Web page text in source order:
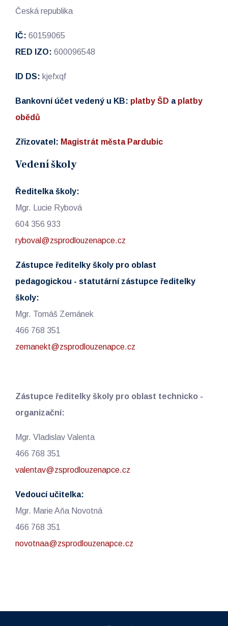
Česká republika
IČ: 60159065
RED IZO: 600096548
ID DS: kjefxqf
Bankovní účet vedený u KB: platby ŠD a platby
obědů
Zřizovatel: Magistrát města Pardubic
Vedení školy
Ředitelka školy:
Mgr. Lucie Rybová
604 356 933
ryboval@zsprodlouzenapce.cz
Zástupce ředitelky školy pro oblast
pedagogickou - statutární zástupce ředitelky
školy:
Mgr. Tomáš Zemánek
466 768 351
zemanekt@zsprodlouzenapce.cz
Zástupce ředitelky školy pro oblast technicko -
organizační:
Mgr. Vladislav Valenta
466 768 351
valentav@zsprodlouzenapce.cz
Vedoucí učitelka:
Mgr. Marie Aňa Novotná
466 768 351
novotnaa@zsprodlouzenapce.cz